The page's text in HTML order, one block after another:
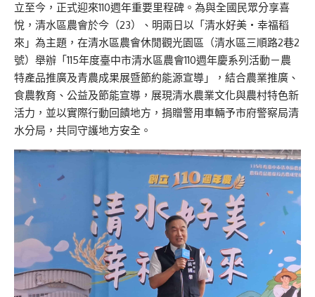
立至今，正式迎來110週年重要里程碑。為與全國民眾分享喜
悅，清水區農會於今（23）、明兩日以「清水好美・幸福稻
來」為主題，在清水區農會休閒觀光園區（清水區三順路2巷2
號）舉辦「115年度臺中市清水區農會110週年慶系列活動－農
特產品推廣及青農成果展暨節約能源宣導」，結合農業推廣、
食農教育、公益及節能宣導，展現清水農業文化與農村特色新
活力，並以實際行動回饋地方，捐贈警用車輛予市府警察局清
水分局，共同守護地方安全。